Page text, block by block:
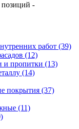
-
работ (39)
(12)
и пропитки (13)
(14)
покрытия (37)
(11)